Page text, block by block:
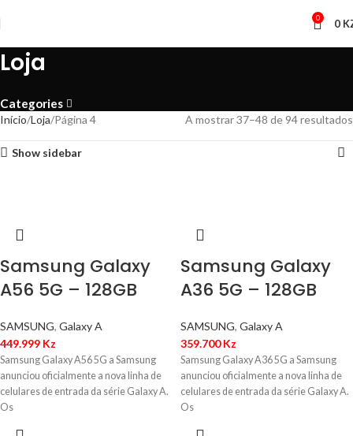
0 0
Loja
Categories
Início Loja Página 4 A mostrar 37–48 de 94 resultados
Show sidebar
Samsung Galaxy
A56 5G – 128GB
SAMSUNG, Galaxy A
449.999 Kz
Samsung Galaxy A56 5G a Samsung
anunciou oficialmente a nova linha de
celulares de entrada da série Galaxy A.
Os
Samsung Galaxy
A36 5G – 128GB
SAMSUNG, Galaxy A
359.700Kz
Samsung Galaxy A36 5G a Samsung
anunciou oficialmente a nova linha de
celulares de entrada da série Galaxy A.
Os